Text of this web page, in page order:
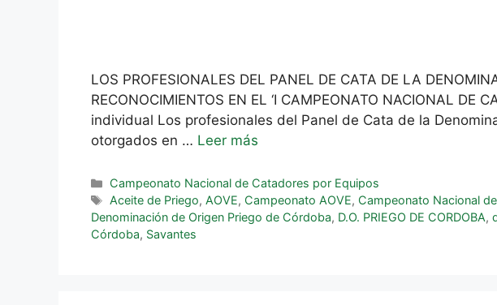
LOS PROFESIONALES DEL PANEL DE CATA DE LA
RECONOCIMIENTOS EN EL ‘I CAMPEONATO NACIONAL
individual Los profesionales del Panel de Cata de la
otorgados en … Leer más
Campeonato Nacional de Catadores por Equipos
Aceite de Priego,AOVE, Campeonato AOVE, Campeonato Nacional
Denominación de Origen Priego de Córdoba, D.O. PRIEGO DE CORDOBA,
Córdoba, Savantes